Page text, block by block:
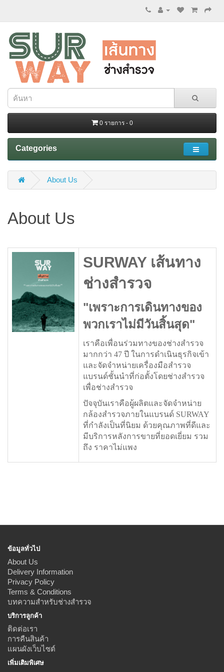
0 รายการ - 0
Categories
About Us
About Us
SURWAY เส้นทาง
ช่างสำรวจ
"เพราะการเดินทางของ
พวกเราไม่มีวันสิ้นสุด"
เราคือเพื่อนร่วมทางของช่างสำรวจ
มากกว่า 47 ปี ในการดำเนินธุรกิจเข้า
และจัดจำหน่ายเครื่องมือสำรวจ
แบรนด์ชั้นนำที่ก่อตั้งโดยช่างสำรวจ
เพื่อช่างสำรวจ
ปัจจุบันเราคือผู้ผลิตและจัดจำหน่าย
กล้องสำรวจภายในแบรนด์ SURWAY
ที่กำลังเป็นที่นิยม ด้วยคุณภาพที่ดีและ
มีบริการหลังการขายที่ยอดเยี่ยม รวม
ถึง ราคาไม่แพง
ข้อมูลทั่วไป
About Us
Delivery Information
Privacy Policy
Terms & Conditions
บทความสำหรับช่างสำรวจ
บริการลูกค้า
ติดต่อเรา
การคืนสินค้า
แผนผังเว็บไซต์
เพิ่มเติมพิเศษ